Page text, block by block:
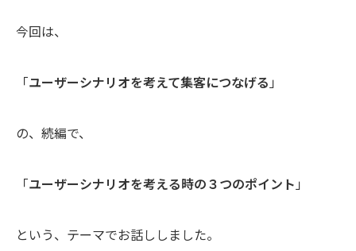
今回は、
「ユーザーシナリオを考えて集客につなげる 」
の、続編で、
「ユーザーシナリオを考える時の３つのポイント 」
という、テーマでお話ししました。